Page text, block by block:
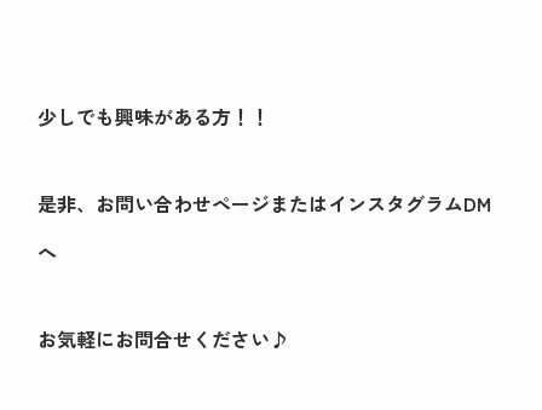
少しでも興味がある方！！
是非、お問い合わせページまたはインスタグラムDM
へ
お気軽にお問合せください♪